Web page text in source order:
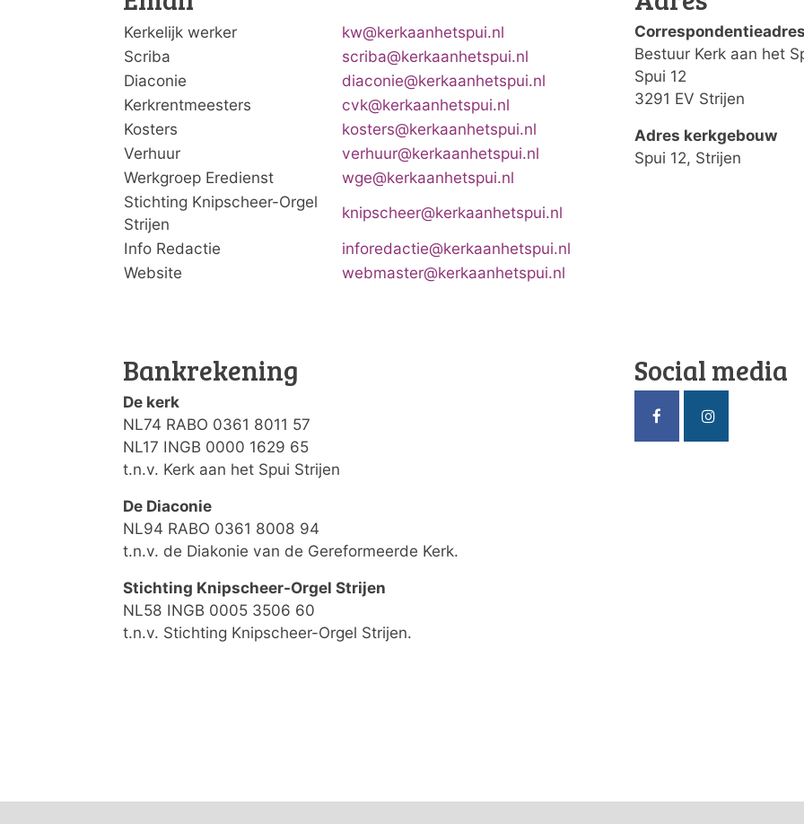
Kerkelijk werker
kw@kerkaanhetspui.nl
Scriba
scriba@kerkaanhetspui.nl
Diaconie
diaconie@kerkaanhetspui.nl
Kerkrentmeesters
cvk@kerkaanhetspui.nl
Kosters
kosters@kerkaanhetspui.nl
Verhuur
verhuur@kerkaanhetspui.nl
Werkgroep Eredienst
wge@kerkaanhetspui.nl
Stichting Knipscheer-Orgel
Strijen
knipscheer@kerkaanhetspui.nl
Info Redactie
inforedactie@kerkaanhetspui.nl
Website
webmaster@kerkaanhetspui.nl
Correspondentieadres
Bestuur Kerk aan het
Spui 12
3291 EV Strijen
Adres kerkgebouw
Spui 12, Strijen
Bankrekening
De kerk
NL74 RABO 0361 8011 57
NL17 INGB 0000 1629 65
t.n.v. Kerk aan het Spui Strijen
De Diaconie
NL94 RABO 0361 8008 94
t.n.v. de Diakonie van de Gereformeerde Kerk.
Stichting Knipscheer-Orgel Strijen
NL58 INGB 0005 3506 60
t.n.v. Stichting Knipscheer-Orgel Strijen.
Social media